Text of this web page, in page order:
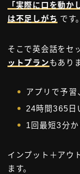
「実際に口を動か
は不足しがち です。
そこで英会話をセ
ットプランもあり
アプリで予
24時間365日
1回最短3分
インプット＋アウ
ます。